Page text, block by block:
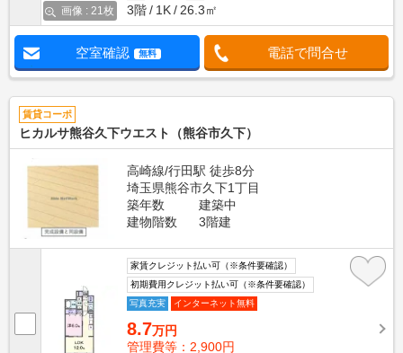
画像 : 21枚
3階
1K 26.3㎡
空室確認 無料 電話で問合せ
賃貸コーポ
ヒカルサ熊谷久下ウエスト（熊谷市久下）
高崎線/行田駅 徒歩8分
埼玉県熊谷市久下1丁目
築年数
建築中
建物階数
3階建
家賃クレジット払い可（※条件要確認）
初期費用クレジット払い可（※条件要確認）
写真充実
インターネット無料
8.7万円
管理費等：2,900円